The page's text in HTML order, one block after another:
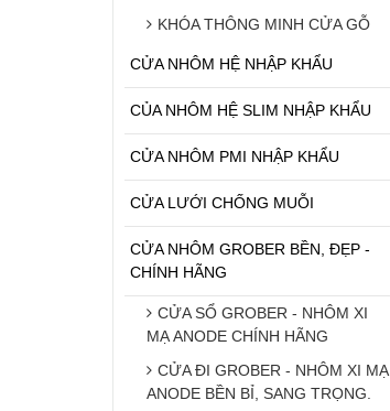
KHÓA THÔNG MINH CỬA GỖ
CỬA NHÔM HỆ NHẬP KHẨU
CỦA NHÔM HỆ SLIM NHẬP KHẨU
CỬA NHÔM PMI NHẬP KHẨU
CỬA LƯỚI CHỐNG MUỖI
CỬA NHÔM GROBER BỀN, ĐẸP -
CHÍNH HÃNG
CỬA SỔ GROBER - NHÔM XI
MẠ ANODE CHÍNH HÃNG
CỬA ĐI GROBER - NHÔM XI MẠ
ANODE BỀN BỈ, SANG TRỌNG.